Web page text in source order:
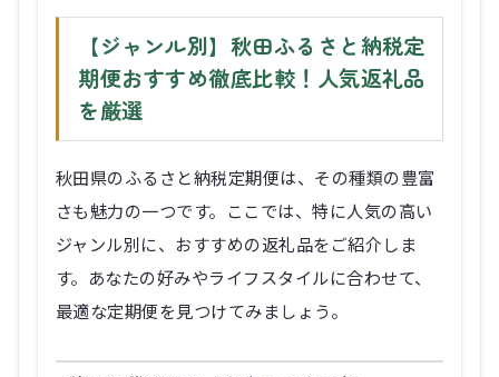
【ジャンル別】秋田ふるさと納税定
期便おすすめ徹底比較！人気返礼品
を厳選
秋田県のふるさと納税定期便は、その種類の豊富
さも魅力の一つです。ここでは、特に人気の高い
ジャンル別に、おすすめの返礼品をご紹介しま
す。あなたの好みやライフスタイルに合わせて、
最適な定期便を見つけてみましょう。